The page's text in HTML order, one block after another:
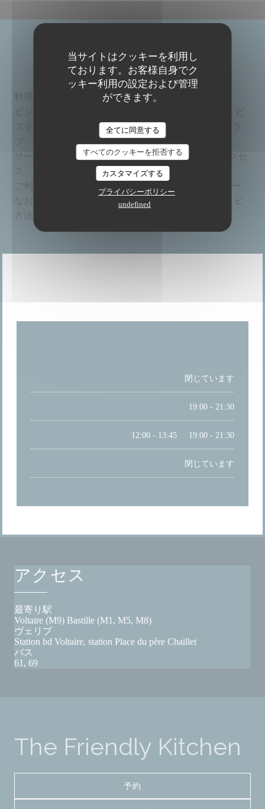
当サイトはクッキーを利用し
ております。お客様自身でク
ッキー利用の設定および管理
ができます。
全てに同意する
すべてのクッキーを拒否する
カスタマイズする
プライバシーポリシー
undefined
店舗情報
料理
地元, , オーガニック, 自家製, 新鮮な製品
ビジネ
スタイ
プ
BAR RESTAURANT BIO ET FAIT MAISON, ビ
ストロノミックレストラン, ビーガンレストラ
サービ
ス
Wi-Fi, 貸し切り, エアコン, バリアフリーアクセ
ご利用可能
なお支払い
方法
モバイル決済, タッチ決済 クレジットカー
ド, ユーロカード /マスターカード, 現金, ビ
閉じています
19:00 - 21:30
12:00 - 13:45 19:00 - 21:30
閉じています
アクセス
最寄り駅
Voltaire (M9) Bastille (M1, M5, M8)
ヴェリブ
Station bd Voltaire, station Place du père Chaillet
バス
61, 69
The Friendly Kitchen
予約
The Friendly Kitchen